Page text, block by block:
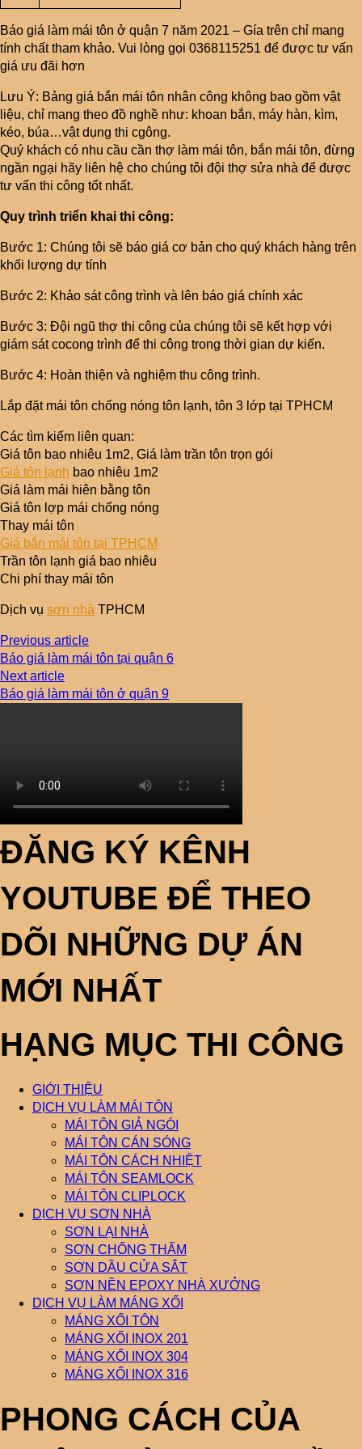
Báo giá làm mái tôn ở quận 7 năm 2021 – Gía trên chỉ mang
tính chất tham khảo. Vui lòng gọi 0368115251 để được tư vấn
giá ưu đãi hơn
Lưu Ý: Bảng giá bắn mái tôn nhân công không bao gồm vật
liệu, chỉ mang theo đồ nghề như: khoan bắn, máy hàn, kìm,
kéo, búa…vật dụng thi cgông.
Quý khách có nhu cầu cần thợ làm mái tôn, bắn mái tôn, đừng
ngần ngại hãy liên hệ cho chúng tôi đội thợ sửa nhà để được
tư vấn thi công tốt nhất.
Quy trình triển khai thi công:
Bước 1: Chúng tôi sẽ báo giá cơ bản cho quý khách hàng trên
khối lượng dự tính
Bước 2: Khảo sát công trình và lên báo giá chính xác
Bước 3: Đội ngũ thợ thi công của chúng tôi sẽ kết hợp với
giám sát cocong trình để thi công trong thời gian dự kiến.
Bước 4: Hoàn thiện và nghiệm thu công trình.
Lắp đặt mái tôn chống nóng tôn lạnh, tôn 3 lớp tại TPHCM
Các tìm kiếm liên quan:
Giá tôn bao nhiêu 1m2, Giá làm trần tôn trọn gói
Giá tôn lạnh bao nhiêu 1m2
Giá làm mái hiên bằng tôn
Giá tôn lợp mái chống nóng
Thay mái tôn
Giá bắn mái tôn tại TPHCM
Trần tôn lạnh giá bao nhiêu
Chi phí thay mái tôn
Dịch vụ sơn nhà TPHCM
Previous article
Báo giá làm mái tôn tại quận 6
Next article
Báo giá làm mái tôn ở quận 9
ĐĂNG KÝ KÊNH
YOUTUBE ĐỂ THEO
DÕI NHỮNG DỰ ÁN
MỚI NHẤT
HẠNG MỤC THI CÔNG
GIỚI THIỆU
DỊCH VỤ LÀM MÁI TÔN
MÁI TÔN GIẢ NGÓI
MÁI TÔN CÁN SÓNG
MÁI TÔN CÁCH NHIỆT
MÁI TÔN SEAMLOCK
MÁI TÔN CLIPLOCK
DỊCH VỤ SƠN NHÀ
SƠN LẠI NHÀ
SƠN CHỐNG THẤM
SƠN DẦU CỬA SẮT
SƠN NỀN EPOXY NHÀ XƯỞNG
DỊCH VỤ LÀM MÁNG XỐI
MÁNG XỐI TÔN
MÁNG XỐI INOX 201
MÁNG XỐI INOX 304
MÁNG XỐI INOX 316
PHONG CÁCH CỦA